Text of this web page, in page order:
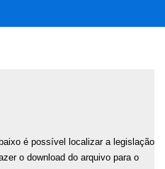
é possível localizar a legislação
o download do arquivo para o